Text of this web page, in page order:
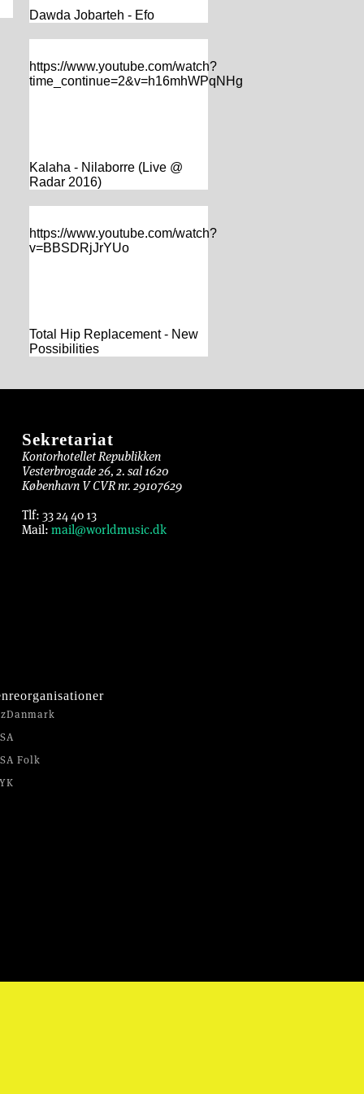
Dawda Jobarteh - Efo
https://www.youtube.com/watch?
time_continue=2&v=h16mhWPqNHg
Kalaha - Nilaborre (Live @
Radar 2016)
https://www.youtube.com/watch?
v=BBSDRjJrYUo
Total Hip Replacement - New
Possibilities
Sekretariat
Kontorhotellet Republikken
Vesterbrogade 26, 2. sal 1620
København V CVR nr. 29107629
Tlf: 33 24 40 13
Mail: mail@worldmusic.dk
Folk